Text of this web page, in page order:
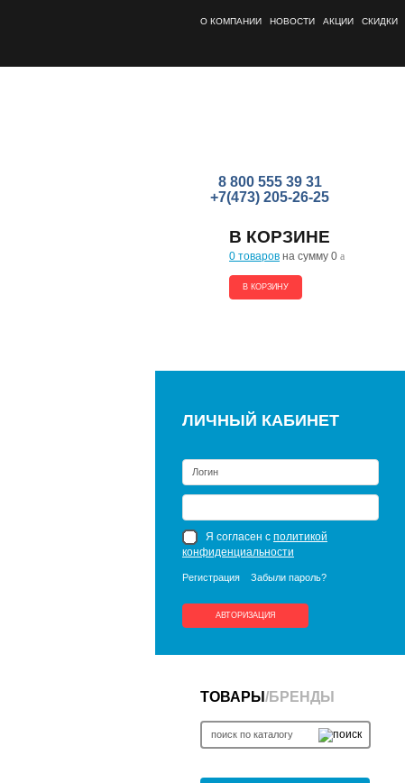
О КОМПАНИИ НОВОСТИ АКЦИИ СКИДКИ
8 800 555 39 31
+7(473) 205-26-25
В КОРЗИНЕ
0 товаров на сумму 0 a
В КОРЗИНУ
ЛИЧНЫЙ КАБИНЕТ
Я согласен с политикой
конфиденциальности
Регистрация Забыли пароль?
АВТОРИЗАЦИЯ
ТОВАРЫ /БРЕНДЫ